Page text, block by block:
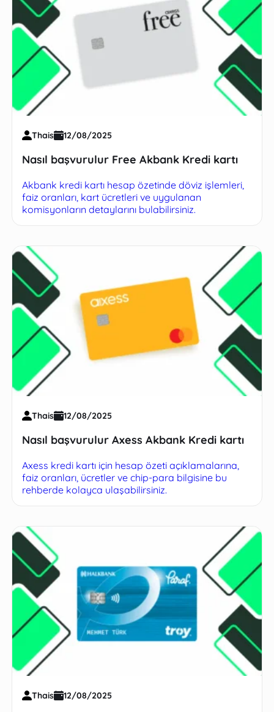
Thais 12/08/2025
Nasıl başvurulur Free Akbank Kredi kartı
Akbank kredi kartı hesap özetinde döviz işlemleri,
faiz oranları, kart ücretleri ve uygulanan
komisyonların detaylarını bulabilirsiniz.
Thais 12/08/2025
Nasıl başvurulur Axess Akbank Kredi kartı
Axess kredi kartı için hesap özeti açıklamalarına,
faiz oranları, ücretler ve chip-para bilgisine bu
rehberde kolayca ulaşabilirsiniz.
Thais 12/08/2025